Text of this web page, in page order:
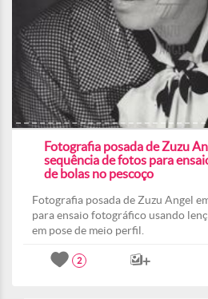
Fotografia posada de Zuzu
sequência de fotos para
de bolas no pescoço
Fotografia posada de Zuzu Angel
para ensaio fotográfico usando
em pose de meio perfil.
2